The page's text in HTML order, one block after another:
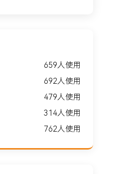
659人使用
692人使用
479人使用
314人使用
762人使用